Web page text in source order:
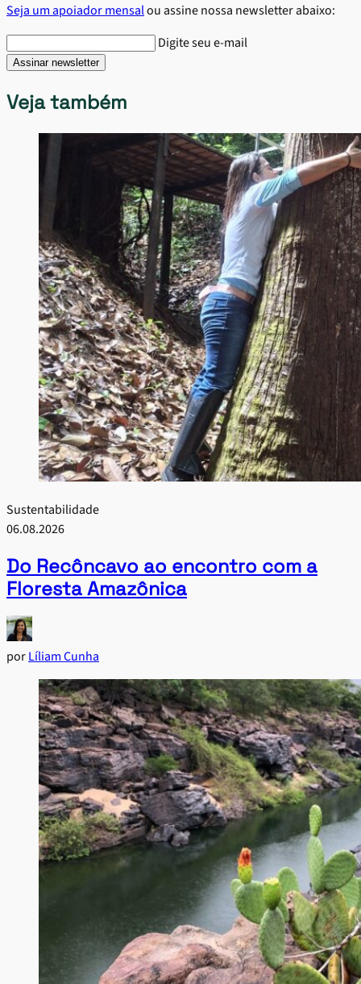
Seja um apoiador mensalou assine nossa newsletter abaixo:
Digite seu e-mail
Veja também
Sustentabilidade
06.08.2026
Do Recôncavo ao encontro com a
Floresta Amazônica
porLíliam Cunha